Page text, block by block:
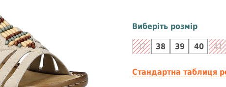
Виберіть розмір
37 38 39 40 41
Стандартна таблиця